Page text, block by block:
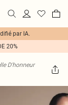
par IA.
20%
D'honneur